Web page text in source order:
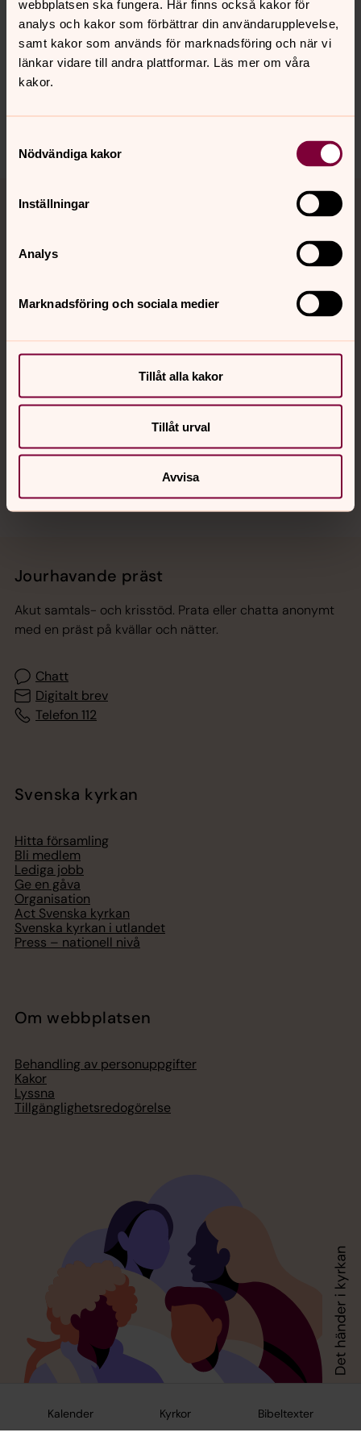
webbplatsen ska fungera. Här finns också kakor för
analys och kakor som förbättrar din användarupplevelse,
samt kakor som används för marknadsföring och när vi
länkar vidare till andra plattformar. Läs mer om våra
kakor.
Nödvändiga kakor
Inställningar
Analys
Marknadsföring och sociala medier
Tillåt alla kakor
Tillåt urval
Avvisa
Kalender Kyrkor Bibeltexter
Senast ändrad 28 mars 2023
Synpunkter eller frågor på sidans
innehåll?
folkungabygden.pastorat@svenskakyrkan.se
Kontakt
Sociala kanaler
Jourhavande präst
Akut samtals- och krisstöd. Prata eller chatta anonymt
med en präst på kvällar och nätter.
Chatt
Digitalt brev
Telefon 112
Svenska kyrkan
Hitta församling
Bli medlem
Lediga jobb
Ge en gåva
Organisation
Act Svenska kyrkan
Svenska kyrkan i utlandet
Press – nationell nivå
Om webbplatsen
Behandling av personuppgifter
Kakor
Lyssna
Tillgänglighetsredogörelse